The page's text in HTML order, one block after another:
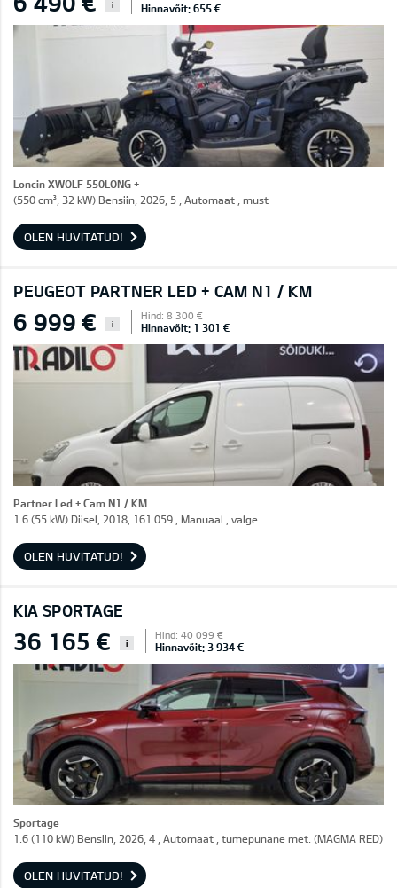
i Hinnavõit: 655 €
Loncin XWOLF 550LONG +
(550 cm³, 32 kW) Bensiin, 2026, 5 , Automaat , must
OLEN HUVITATUD!
PEUGEOT PARTNER LED + CAM N1 / KM
6 999 € i
Hind: 8 300 €
Hinnavõit: 1 301 €
Partner Led + Cam N1 / KM
1.6 (55 kW) Diisel, 2018, 161 059 , Manuaal , valge
OLEN HUVITATUD!
KIA SPORTAGE
36 165 € i
Hind: 40 099 €
Hinnavõit: 3 934 €
Sportage
1.6 (110 kW) Bensiin, 2026, 4 , Automaat , tumepunane met. (MAGMA RED)
OLEN HUVITATUD!